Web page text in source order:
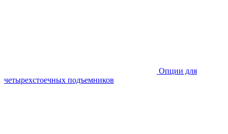
Опции для
четырехстоечных подъемников